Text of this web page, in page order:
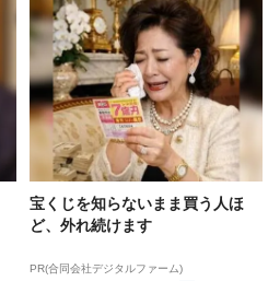
宝くじを知らないまま買う人ほ
ど、外れ続けます
PR(合同会社デジタルファーム)